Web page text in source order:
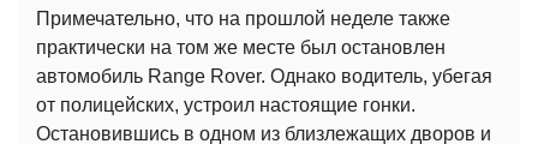
Примечательно, что на прошлой неделе также
практически на том же месте был остановлен
автомобиль Range Rover. Однако водитель, убегая
от полицейских, устроил настоящие гонки.
Остановившись в одном из близлежащих дворов и